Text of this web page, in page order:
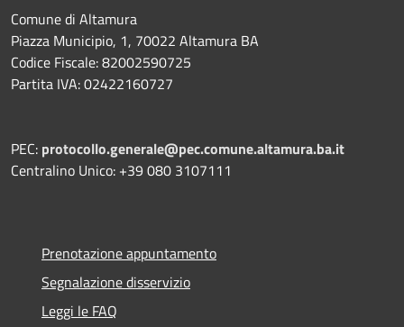
Comune di Altamura
Piazza Municipio, 1, 70022 Altamura BA
Codice Fiscale: 82002590725
Partita IVA: 02422160727
PEC: protocollo.generale@pec.comune.altamura.ba.it
Centralino Unico: +39 080 3107111
Prenotazione appuntamento
Segnalazione disservizio
Leggi le FAQ